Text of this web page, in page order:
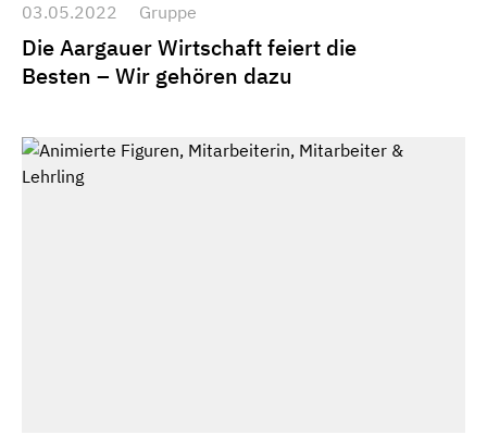
03.05.2022 Gruppe
Die Aargauer Wirtschaft feiert die
Besten – Wir gehören dazu